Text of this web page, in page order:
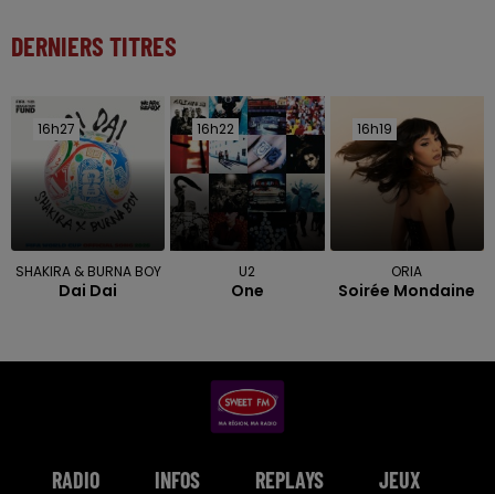
DERNIERS TITRES
16h27
16h27
SHAKIRA & BURNA BOY
Dai Dai
16h22
16h22
U2
One
16h19
16h19
ORIA
Soirée Mondaine
RADIO INFOS REPLAYS JEUX